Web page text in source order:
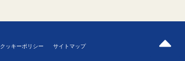
クッキーポリシー サイトマップ